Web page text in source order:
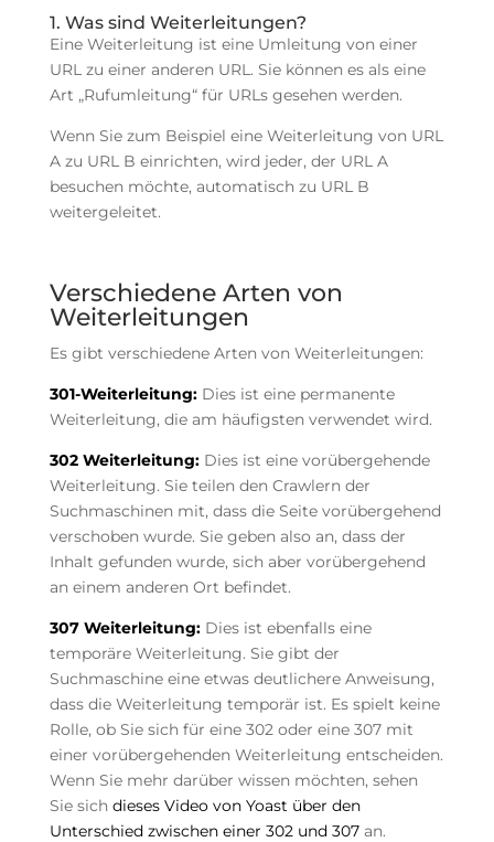
1. Was sind Weiterleitungen?
Eine Weiterleitung ist eine Umleitung von einer
URL zu einer anderen URL. Sie können es als eine
Art „Rufumleitung“ für URLs gesehen werden.
Wenn Sie zum Beispiel eine Weiterleitung von URL
A zu URL B einrichten, wird jeder, der URL A
besuchen möchte, automatisch zu URL B
weitergeleitet.
Verschiedene Arten von
Weiterleitungen
Es gibt verschiedene Arten von Weiterleitungen:
301-Weiterleitung:Dies ist eine permanente
Weiterleitung, die am häufigsten verwendet wird.
302 Weiterleitung:Dies ist eine vorübergehende
Weiterleitung. Sie teilen den Crawlern der
Suchmaschinen mit, dass die Seite vorübergehend
verschoben wurde. Sie geben also an, dass der
Inhalt gefunden wurde, sich aber vorübergehend
an einem anderen Ort befindet.
307 Weiterleitung:Dies ist ebenfalls eine
temporäre Weiterleitung. Sie gibt der
Suchmaschine eine etwas deutlichere Anweisung,
dass die Weiterleitung temporär ist. Es spielt keine
Rolle, ob Sie sich für eine 302 oder eine 307 mit
einer vorübergehenden Weiterleitung entscheiden.
Wenn Sie mehr darüber wissen möchten, sehen
Sie sich dieses Video von Yoast über den
Unterschied zwischen einer 302 und 307an.